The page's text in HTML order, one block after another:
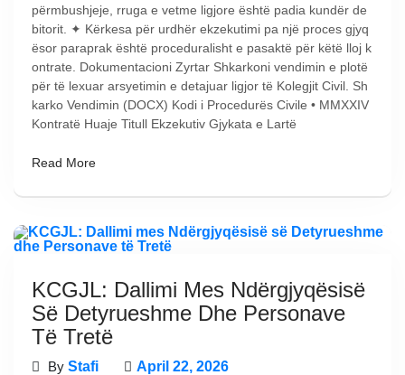
përmbushjeje, rruga e vetme ligjore është padia kundër de
bitorit. ✦ Kërkesa për urdhër ekzekutimi pa një proces gjyq
ësor paraprak është proceduralisht e pasaktë për këtë lloj k
ontrate. Dokumentacioni Zyrtar Shkarkoni vendimin e plotë
për të lexuar arsyetimin e detajuar ligjor të Kolegjit Civil. Sh
karko Vendimin (DOCX) Kodi i Procedurës Civile • MMXXIV
Kontratë Huaje Titull Ekzekutiv Gjykata e Lartë
Read More
KCGJL: Dallimi Mes Ndërgjyqësisë
Së Detyrueshme Dhe Personave
Të Tretë
By Stafi April 22, 2026